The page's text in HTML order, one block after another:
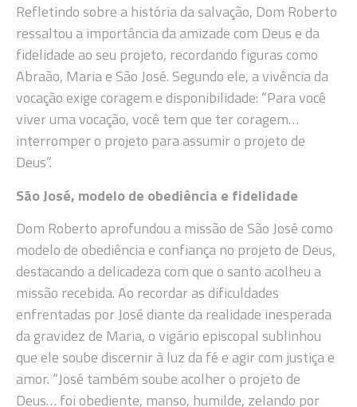
Refletindo sobre a história da salvação, Dom Roberto
ressaltou a importância da amizade com Deus e da
fidelidade ao seu projeto, recordando figuras como
Abraão, Maria e São José. Segundo ele, a vivência da
vocação exige coragem e disponibilidade: “Para você
viver uma vocação, você tem que ter coragem…
interromper o projeto para assumir o projeto de
Deus”.
São José, modelo de obediência e fidelidade
Dom Roberto aprofundou a missão de São José como
modelo de obediência e confiança no projeto de Deus,
destacando a delicadeza com que o santo acolheu a
missão recebida. Ao recordar as dificuldades
enfrentadas por José diante da realidade inesperada
da gravidez de Maria, o vigário episcopal sublinhou
que ele soube discernir à luz da fé e agir com justiça e
amor. “José também soube acolher o projeto de
Deus… foi obediente, manso, humilde, zelando por